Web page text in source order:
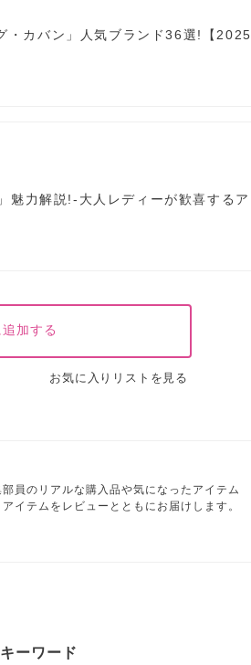
・カバン」人気ブランド36選!【2025
魅力解説!-大人レディーが歓喜するア
加する
お気に入りリストを見る
員のリアルな購入品や気になったアイテム
イテムをレビューとともにお届けします。
ーワード